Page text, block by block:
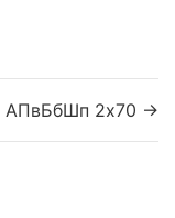
АПвБбШп 2x70 →